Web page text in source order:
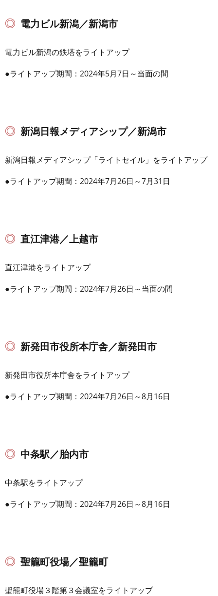
電力ビル新潟／新潟市
電力ビル新潟の鉄塔をライトアップ
●ライトアップ期間：2024年5月7日～当面の間
新潟日報メディアシップ／新潟市
新潟日報メディアシップ「ライトセイル」をライトアップ
●ライトアップ期間：2024年7月26日～7月31日
直江津港／上越市
直江津港をライトアップ
●ライトアップ期間：2024年7月26日～当面の間
新発田市役所本庁舎／新発田市
新発田市役所本庁舎をライトアップ
●ライトアップ期間：2024年7月26日～8月16日
中条駅／胎内市
中条駅をライトアップ
●ライトアップ期間：2024年7月26日～8月16日
聖籠町役場／聖籠町
聖籠町役場３階第３会議室をライトアップ